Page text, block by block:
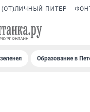
(ОТ)ЛИЧНЫЙ ПИТЕР
Образование в